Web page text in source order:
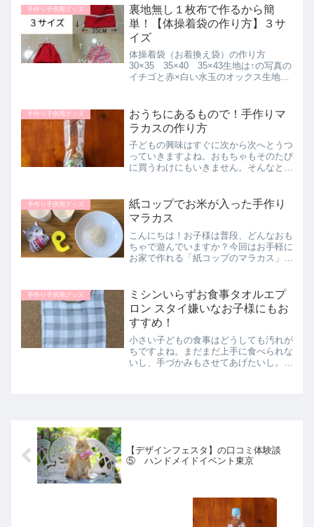
です。巻き方も2通りあるので、作り方
の後で解説してい...
手作り子供用グッズ
裏地無し１枚布で作るから簡
単！【体操着袋の作り方】３サ
イズ
体操着袋（お着換え袋）の作り方
30×35 35×40 35×43生地は↑の写真の
イチゴと赤×白い水玉のオックス生地を
くらいの太さのもの4-5ｍｍ道具・手芸
用はさみ・ラ...
手作り子供用グッズ
おうちにあるもので！手作りマ
ラカスの作り方
子どもの興味はすぐに次から次へとうつ
っていきますよね。おもちゃもそのたび
に買うわけにもいきません。そんなとき
でできる手作りマラカスをご紹介しま
す。材料を用意して入れるだ...
手作り子供用グッズ
紙コップでお米が入った手作り
マラカス
こんにちは！お子様は普段、どんなおも
ちゃで遊んでいますか？今回はお手軽に
お家で作れる「紙コップのマラカス」を
と一緒に作ってみてください。手作りマ
ラカスは中も外もオリジナ...
手作り子供用グッズ
ミシンいらずお食事タオルエプ
ロン スタイ嫌いなお子様にもお
すすめ！
小さい子どもの食事はどうしても汚れが
ちですよね。まだまだ上手に食べられな
いし、手づかみもさせてあげたいし。だ
【デザインフェスタ】の口コミ体験談
⑤ ハンドメイドイベント東京